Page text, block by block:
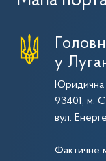
у
Юридична
93401, м.
вул.
Фактичне